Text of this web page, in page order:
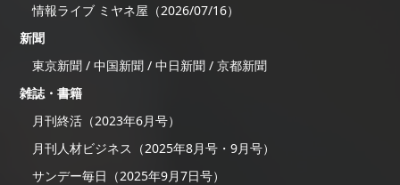
情報ライブ ミヤネ屋（2026/07/16）
新聞
東京新聞 / 中国新聞 / 中日新聞 / 京都新聞
雑誌・書籍
月刊終活（2023年6月号）
月刊人材ビジネス（2025年8月号・9月号）
サンデー毎日（2025年9月7日号）